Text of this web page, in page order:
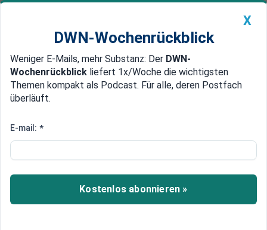
Newsticker MEIN DWN: Geldanlage Premium
Edelmetalle DWN-Magazin China
Parlamentarische Beobachtung unerwünscht
EU-Militär probt für Bürgerkrieg
in Deutschland
Polizeieinheiten und Militärs der EU haben in NRW
X
DWN-Wochenrückblick
Weniger E-Mails, mehr Substanz: Der DWN-
Wochenrückblick liefert 1x/Woche die wichtigsten
Themen kompakt als Podcast. Für alle, deren Postfach
überläuft.
E-mail: *
Kostenlos abonnieren »